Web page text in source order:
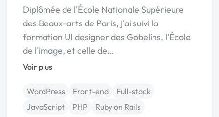
Diplômée de l'École Nationale Supérieure
des Beaux-arts de Paris, j'ai suivi la
formation UI designer des Gobelins, l'École
de l'image, et celle de…
Voir plus
WordPress Front-end
Full-stack
JavaScript
PHP
Ruby on Rails